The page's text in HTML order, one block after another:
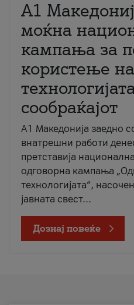
A1
моќна
кампања за
користење на
сообраќајот
A1 Македонија заедно
внатрешни работи
претставија
одговорна кампања
технологијата“,
јавната свест...
Дознај повеќе